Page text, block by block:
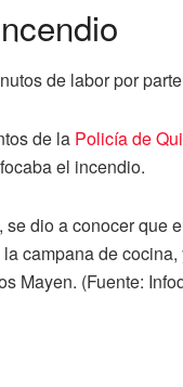
de labor por
de la Policía de
el incendio.
se dio a conocer
campana de
Mayen. (Fuente: